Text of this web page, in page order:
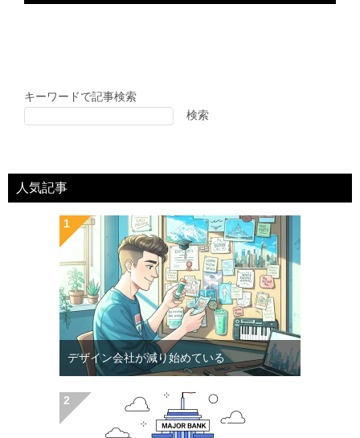
キーワードで記事検索
検索
人気記事
デザイン会社が減り始めている